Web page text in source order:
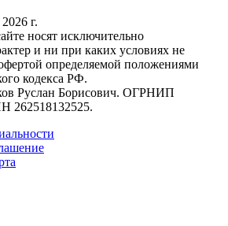
г.
носят исключительно
и ни при каких условиях не
определяемой положениями
кодекса РФ.
Руслан Борисович. ОГРНИП
262518132525.